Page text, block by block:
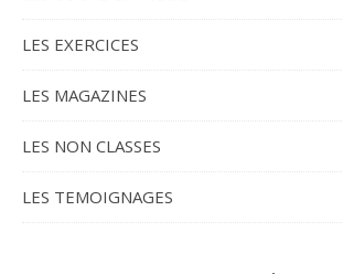
LES EXERCICES
LES MAGAZINES
LES NON CLASSES
LES TEMOIGNAGES